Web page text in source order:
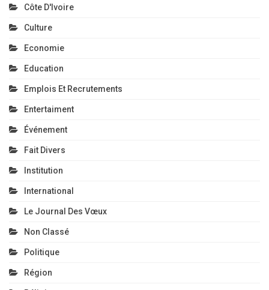
Côte D'Ivoire
Culture
Economie
Education
Emplois Et Recrutements
Entertaiment
Événement
Fait Divers
Institution
International
Le Journal Des Vœux
Non Classé
Politique
Région